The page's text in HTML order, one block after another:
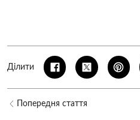
Ділити
Попередня стаття